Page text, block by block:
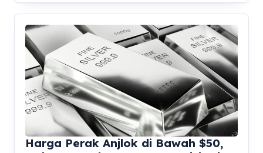
Harga Perak Anjlok di Bawah $50,